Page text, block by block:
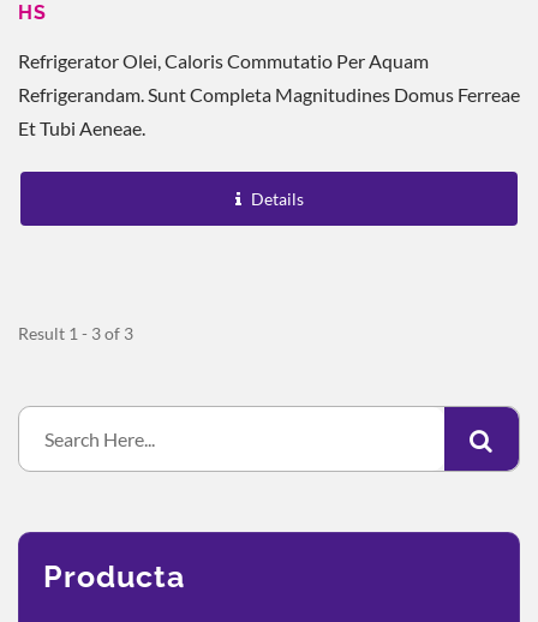
HS
Refrigerator Olei, Caloris Commutatio Per Aquam
Refrigerandam. Sunt Completa Magnitudines Domus Ferreae
Et Tubi Aeneae.
Details
Result 1 - 3 of 3
Producta